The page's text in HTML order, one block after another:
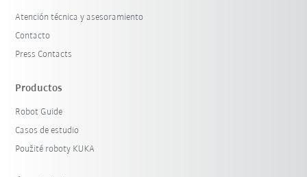
Atención técnica y asesoramiento
Contacto
Press Contacts
Productos
Robot Guide
Casos de estudio
Použité roboty KUKA